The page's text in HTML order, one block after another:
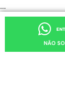
...
NÃO